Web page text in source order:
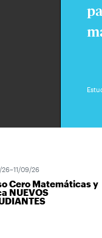
09/26
Cero Matemáticas y
NUEVOS